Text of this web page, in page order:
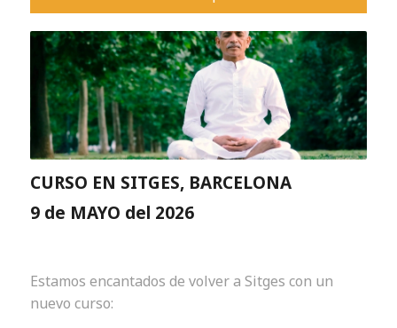
CURSO EN SITGES, BARCELONA
9 de MAYO del 2026
Estamos encantados de volver a Sitges con un
nuevo curso: